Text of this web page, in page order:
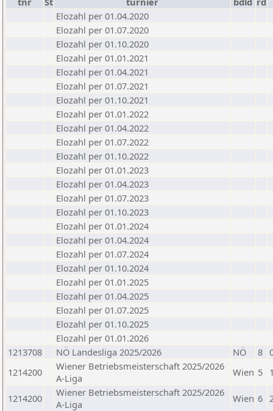
Elozahl per 01.04.2020
Elozahl per 01.07.2020
Elozahl per 01.10.2020
Elozahl per 01.01.2021
Elozahl per 01.04.2021
Elozahl per 01.07.2021
Elozahl per 01.10.2021
Elozahl per 01.01.2022
Elozahl per 01.04.2022
Elozahl per 01.07.2022
Elozahl per 01.10.2022
Elozahl per 01.01.2023
Elozahl per 01.04.2023
Elozahl per 01.07.2023
Elozahl per 01.10.2023
Elozahl per 01.01.2024
Elozahl per 01.04.2024
Elozahl per 01.07.2024
Elozahl per 01.10.2024
Elozahl per 01.01.2025
Elozahl per 01.04.2025
Elozahl per 01.07.2025
Elozahl per 01.10.2025
Elozahl per 01.01.2026
1213708
NÖ Landesliga 2025/2026 NÖ 8
1214200
Wiener Betriebsmeisterschaft 2025/2026
A-Liga
Wien 5
1214200
Wiener Betriebsmeisterschaft 2025/2026
A-Liga
Wien 6